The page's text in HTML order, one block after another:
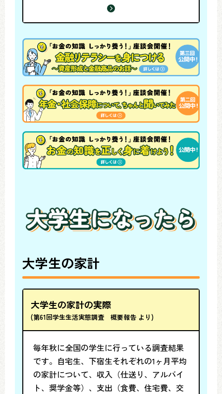
大学生の家計
大学生の家計の実際
(第61回学生生活実態調査 概要報告 より)
毎年秋に全国の学生に行っている調査結果
です。自宅生、下宿生それぞれの1ヶ月平均
の家計について、収入（仕送り、アルバイ
ト、奨学金等）、支出（食費、住宅費、交